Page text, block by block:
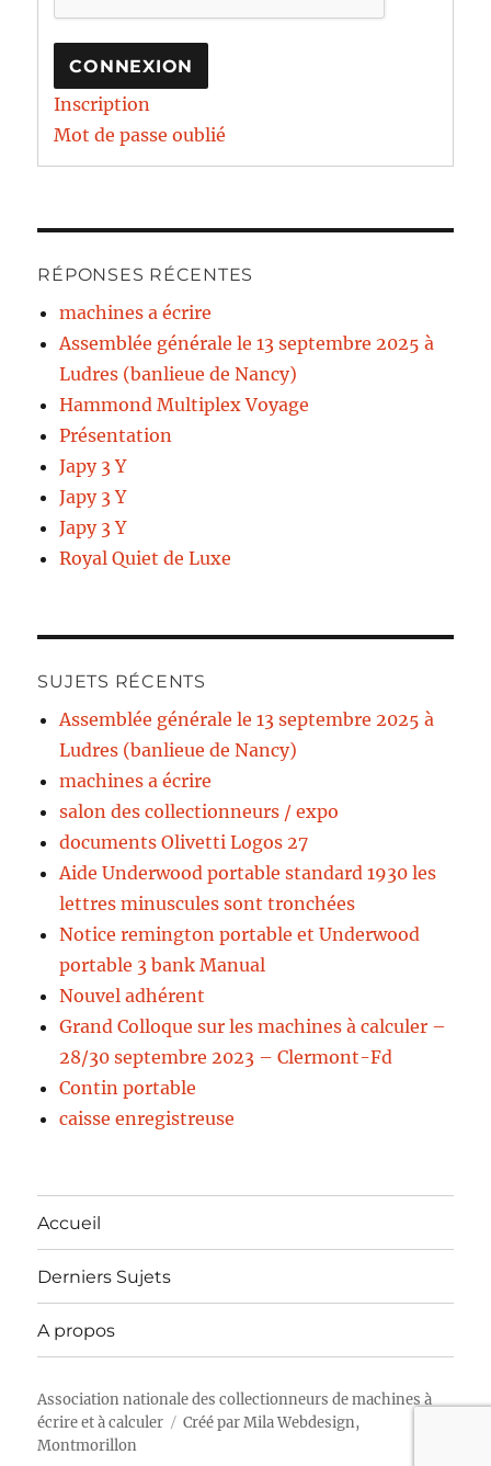
CONNEXION
Inscription
Mot de passe oublié
RÉPONSES RÉCENTES
machines a écrire
Assemblée générale le 13 septembre 2025 à
Ludres (banlieue de Nancy)
Hammond Multiplex Voyage
Présentation
Japy 3 Y
Japy 3 Y
Japy 3 Y
Royal Quiet de Luxe
SUJETS RÉCENTS
Assemblée générale le 13 septembre 2025 à
Ludres (banlieue de Nancy)
machines a écrire
salon des collectionneurs / expo
documents Olivetti Logos 27
Aide Underwood portable standard 1930 les
lettres minuscules sont tronchées
Notice remington portable et Underwood
portable 3 bank Manual
Nouvel adhérent
Grand Colloque sur les machines à calculer –
28/30 septembre 2023 – Clermont-Fd
Contin portable
caisse enregistreuse
Accueil
Derniers Sujets
A propos
Association nationale des collectionneurs de machines à
écrire et à calculer
Créé parMila Webdesign,
Montmorillon